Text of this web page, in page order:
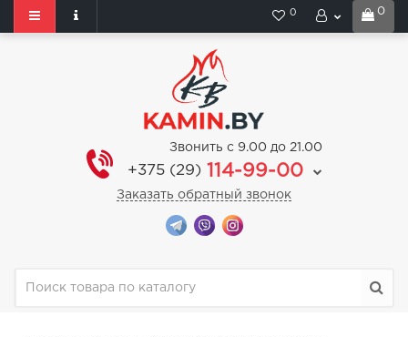
0
0
Звонить с 9.00 до 21.00
+375 (29) 114-99-00
Заказать обратный звонок